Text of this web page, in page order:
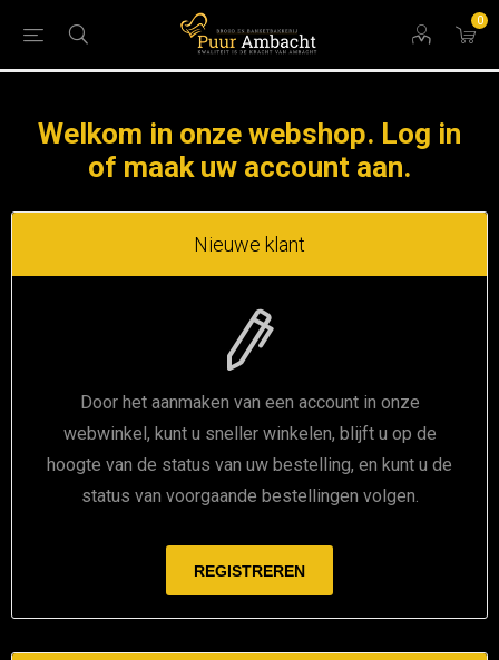
0
Welkom in onze webshop. Log in
of maak uw account aan.
Nieuwe klant
Door het aanmaken van een account in onze
webwinkel, kunt u sneller winkelen, blijft u op de
hoogte van de status van uw bestelling, en kunt u de
status van voorgaande bestellingen volgen.